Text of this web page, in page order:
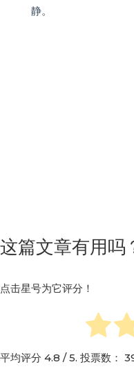
静。
这篇文章有用吗
点击星号为它评分！
平均评分 4.8 / 5. 投票数：